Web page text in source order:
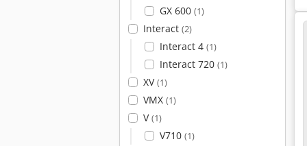
GX 600 (1)
Interact (2)
Interact 4 (1)
Interact 720 (1)
XV(1)
VMX (1)
V(1)
V710 (1)
i